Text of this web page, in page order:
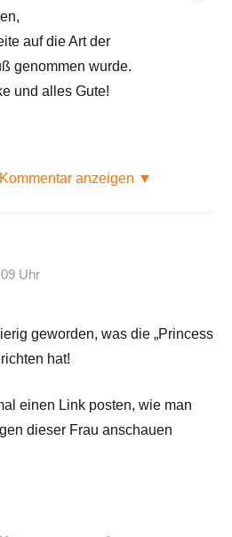
auf die Art der
genommen wurde.
und alles Gute!
anzeigen ▼
Uhr
geworden, was die „Princess
hat!
einen Link posten, wie man
dieser Frau anschauen